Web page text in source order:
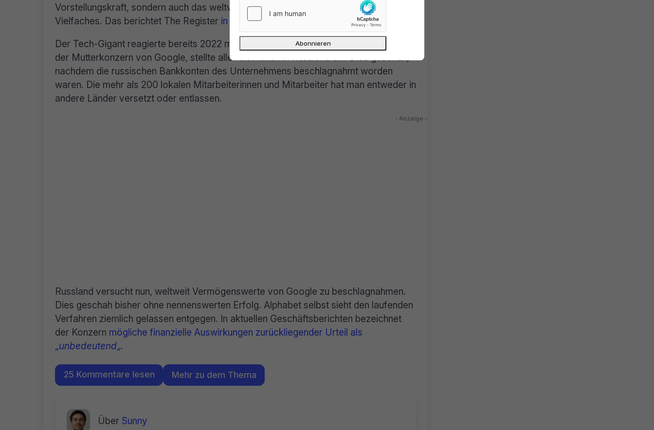
Vorstellungskraft, sondern auch das weltweite Bruttoinlandsprodukt um ein
Vielfaches. Das berichtet The Register in einem aktuellen Artikel
Der Tech-Gigant reagierte bereits 2022 mit einem konsequenten Schritt: Alphabet,
der Mutterkonzern von Google, stellte alle Aktivitäten in Russland ein. Dies geschah,
nachdem die russischen Bankkonten des Unternehmens beschlagnahmt worden
waren. Die mehr als 200 lokalen Mitarbeiterinnen und Mitarbeiter hat man entweder in
andere Länder versetzt oder entlassen.
Russland versucht nun, weltweit Vermögenswerte von Google zu beschlagnahmen.
Dies geschah bisher ohne nennenswerten Erfolg. Alphabet selbst sieht den laufenden
Verfahren ziemlich gelassen entgegen. In aktuellen Geschäftsberichten bezeichnet
der Konzern mögliche finanzielle Auswirkungen zurückliegender Urteil als
„unbedeutend„.
25 Kommentare lesen Mehr zu dem Thema
Über Sunny